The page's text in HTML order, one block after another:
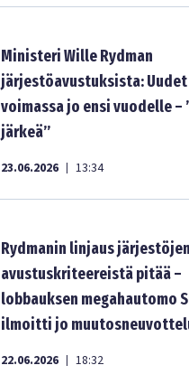
Ministeri Wille Rydman
järjestöavustuksista:
voimassa jo ensi vuodelle –
järkeä”
23.06.2026 | 13:34
Rydmanin linjaus
avustuskriteereistä pitää –
lobbauksen megahautomo
ilmoitti jo
22.06.2026 | 18:32